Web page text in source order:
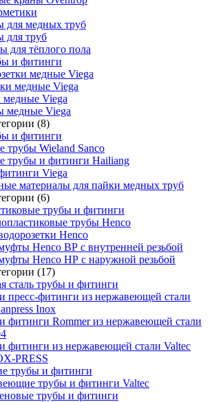
для медных труб
для труб
для тёплого пола
и фитинги
медные Viega
медные Viega
Viega
медные Viega
(8)
и фитинги
трубы Wieland Sanco
трубы и фитинги Hailiang
Viega
материалы для пайки медных труб
(6)
трубы и фитинги
трубы Henco
Henco
Henco ВР с внутренней резьбой
Henco НР с наружной резьбой
(17)
сталь трубы и фитинги
пресс-фитинги из нержавеющей стали
Inox
фитинги Rommer из нержавеющей стали
фитинги из нержавеющей стали Valtec
PRESS
трубы и фитинги
трубы и фитинги Valtec
трубы и фитинги